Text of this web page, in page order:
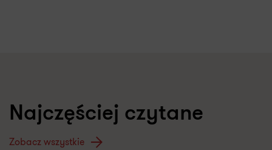
Najczęściej czytane
Zobacz wszystkie